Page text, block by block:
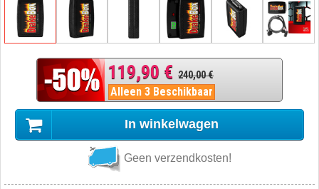
119,90 € 240,00 €
Alleen 3 Beschikbaar
In winkelwagen
Geen verzendkosten!